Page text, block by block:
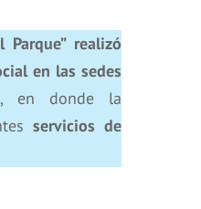
realizó
en las sedes
, en donde la
servicios de